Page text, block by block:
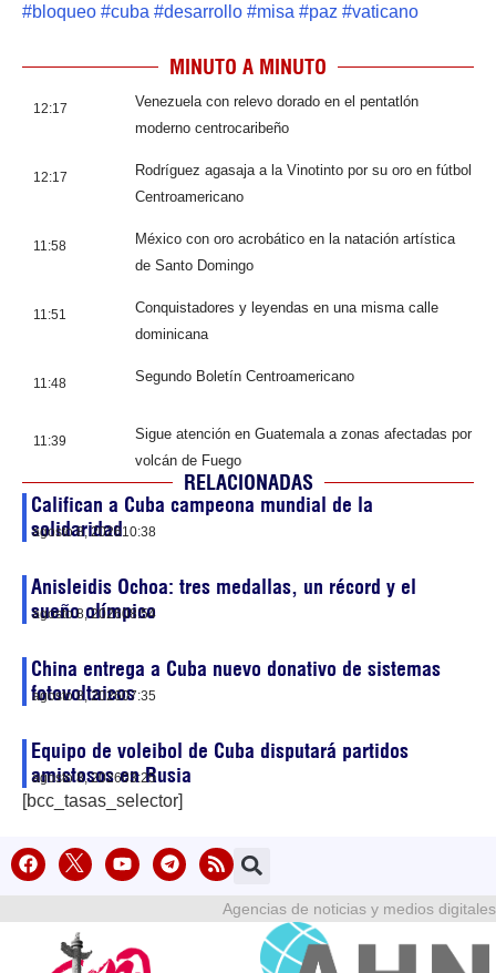
#bloqueo #cuba #desarrollo #misa #paz #vaticano
MINUTO A MINUTO
12:17
Venezuela con relevo dorado en el pentatlón
moderno centrocaribeño
12:17
Rodríguez agasaja a la Vinotinto por su oro en fútbol
Centroamericano
11:58
México con oro acrobático en la natación artística
de Santo Domingo
11:51
Conquistadores y leyendas en una misma calle
dominicana
11:48 Segundo Boletín Centroamericano
11:39
Sigue atención en Guatemala a zonas afectadas por
volcán de Fuego
RELACIONADAS
Califican a Cuba campeona mundial de la
solidaridad
agosto 8, 202610:38
Anisleidis Ochoa: tres medallas, un récord y el
sueño olímpico
agosto 8, 202608:54
China entrega a Cuba nuevo donativo de sistemas
fotovoltaicos
agosto 8, 202607:35
Equipo de voleibol de Cuba disputará partidos
amistosos en Rusia
agosto 8, 202603:25
[bcc_tasas_selector]
Agencias de noticias y medios digitales